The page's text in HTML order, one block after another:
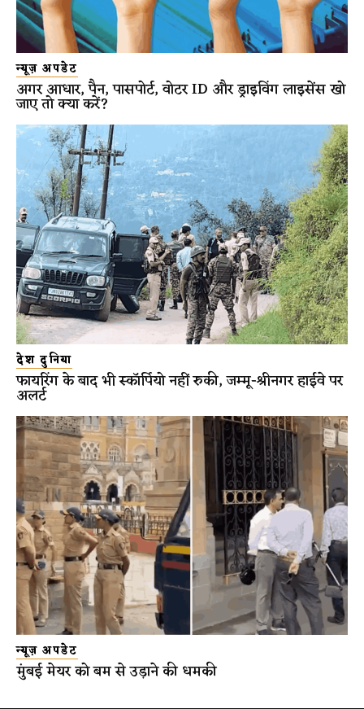
न्यूज़ अपडेट
अगर आधार, पैन, पासपोर्ट, वोटर ID और ड्राइविंग लाइसेंस खो
जाए तो क्या करें?
देश दुनिया
फायरिंग के बाद भी स्कॉर्पियो नहीं रुकी, जम्मू-श्रीनगर हाईवे पर
अलर्ट
न्यूज़ अपडेट
मुंबई मेयर को बम से उड़ाने की धमकी